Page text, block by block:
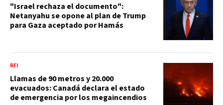
"Israel rechaza el documento":
Netanyahu se opone al plan de Trump
para Gaza aceptado por Hamás
RFI
Llamas de 90 metros y 20.000
evacuados: Canadá declara el estado
de emergencia por los megaincendios